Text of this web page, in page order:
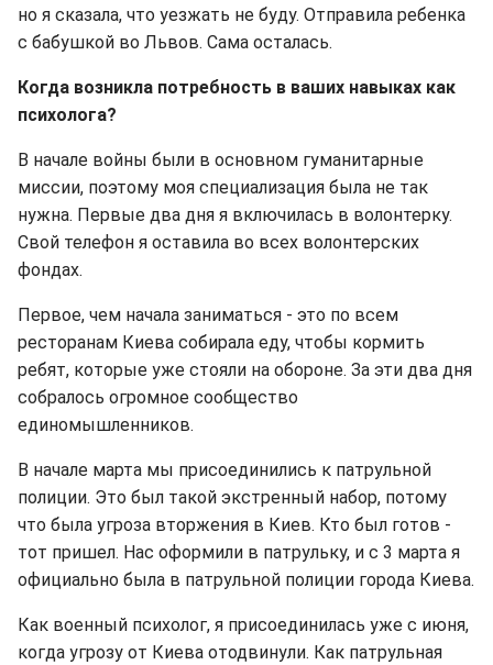
но я сказала, что уезжать не буду. Отправила ребенка
с бабушкой во Львов. Сама осталась.
Когда возникла потребность в ваших навыках как
психолога?
В начале войны были в основном гуманитарные
миссии, поэтому моя специализация была не так
нужна. Первые два дня я включилась в волонтерку.
Свой телефон я оставила во всех волонтерских
фондах.
Первое, чем начала заниматься - это по всем
ресторанам Киева собирала еду, чтобы кормить
ребят, которые уже стояли на обороне. За эти два дня
собралось огромное сообщество
единомышленников.
В начале марта мы присоединились к патрульной
полиции. Это был такой экстренный набор, потому
что была угроза вторжения в Киев. Кто был готов -
тот пришел. Нас оформили в патрульку, и с 3 марта я
официально была в патрульной полиции города Киева.
Как военный психолог, я присоединилась уже с июня,
когда угрозу от Киева отодвинули. Как патрульная